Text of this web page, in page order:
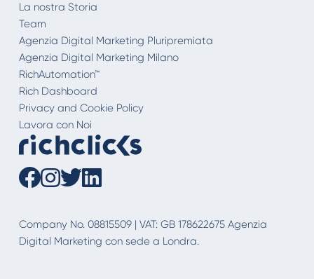
La nostra Storia
Team
Agenzia Digital Marketing Pluripremiata
Agenzia Digital Marketing Milano
RichAutomation™
Rich Dashboard
Privacy and Cookie Policy
Lavora con Noi
Company No. 08815509 | VAT: GB 178622675 Agenzia
Digital Marketing con sede a Londra.